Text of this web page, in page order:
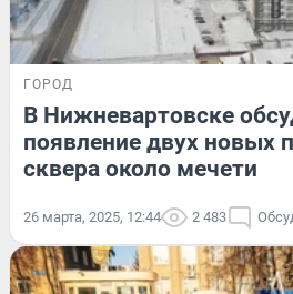
ГОРОД
В Нижневартовске
появление двух новых
сквера около мечети
26 марта, 2025, 12:44 2 483